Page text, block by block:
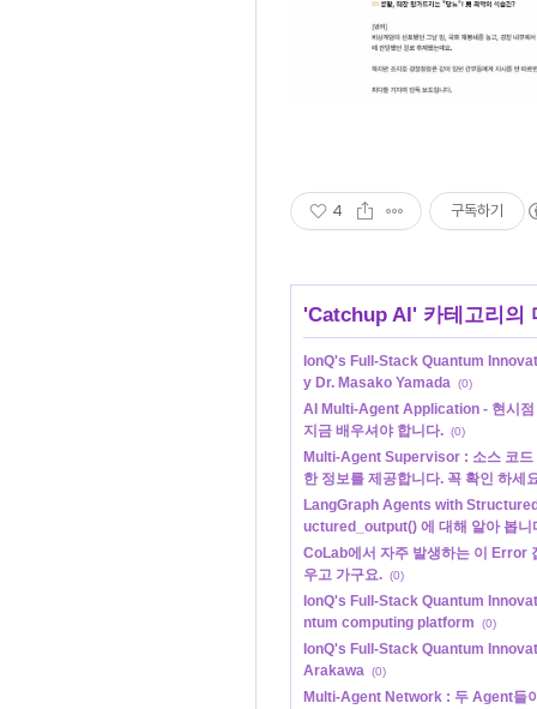
4 구독하기
'Catchup AI ' 카테고리의
IonQ's Full-Stack Quantum
y Dr. Masako Yamada (0)
AI Multi-Agent Application - 현시점
지금 배우셔야 합니다. (0)
Multi-Agent Supervisor : 소스 코드
한 정보를 제공합니다. 꼭 확인 하세
LangGraph Agents with
uctured_output() 에 대해 알아 봅니
CoLab에서 자주 발생하는 이 Error
우고 가구요. (0)
IonQ's Full-Stack Quantum
ntum computing platform
(0)
IonQ's Full-Stack Quantum
Arakawa (0)
Multi-Agent Network : 두 Agent들